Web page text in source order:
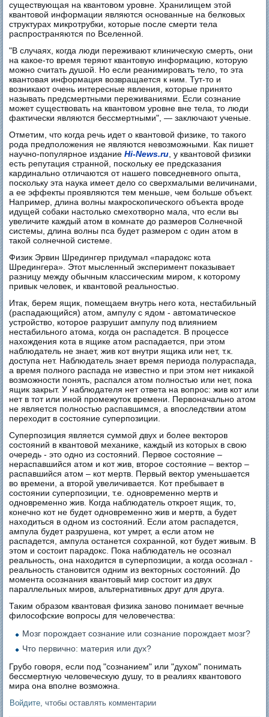
существующая на квантовом уровне. Хранилищем этой
квантовой информации являются основанные на белковых
структурах микротрубки, которые после смерти тела
распространяются по Вселенной.
"В случаях, когда люди переживают клиническую смерть, они
на какое-то время теряют квантовую информацию, которую
можно считать душой. Но если реанимировать тело, то эта
квантовая информация возвращается к ним. Тут-то и
возникают очень интересные явления, которые принято
называть предсмертными переживаниями. Если сознание
может существовать на квантовом уровне вне тела, то люди
фактически являются бессмертными", — заключают ученые.
Отметим, что когда речь идет о квантовой физике, то такого
рода предположения не являются невозможными. Как пишет
научно-популярное изданиеHi-News.ru, у квантовой физики
есть репутация странной, поскольку ее предсказания
кардинально отличаются от нашего повседневного опыта,
поскольку эта наука имеет дело со сверхмалыми величинами,
а ее эффекты проявляются тем меньше, чем больше объект.
Например, длина волны макроскопического объекта вроде
идущей собаки настолько смехотворно мала, что если вы
увеличите каждый атом в комнате до размеров Солнечной
системы, длина волны пса будет размером с один атом в
такой солнечной системе.
Физик Эрвин Шредингер придумал «парадокс кота
Шредингера». Этот мысленный эксперимент показывает
разницу между обычным классическим миром, к которому
привык человек, и квантовой реальностью.
Итак, берем ящик, помещаем внутрь него кота, нестабильный
(распадающийся) атом, ампулу с ядом - автоматическое
устройство, которое разрушит ампулу под влиянием
нестабильного атома, когда он распадется. В процессе
нахождения кота в ящике атом распадается, при этом
наблюдатель не знает, жив кот внутри ящика или нет, т.к.
доступа нет. Наблюдатель знает время периода полураспада,
а время полного распада не известно и при этом нет никакой
возможности понять, распался атом полностью или нет, пока
ящик закрыт. У наблюдателя нет ответа на вопрос: жив кот или
нет в тот или иной промежуток времени. Первоначально атом
не является полностью распавшимся, а впоследствии атом
переходит в состояние суперпозиции.
Суперпозиция является суммой двух и более векторов
состояний в квантовой механике, каждый из которых в свою
очередь - это одно из состояний. Первое состояние –
нераспавшийся атом и кот жив, второе состояние – вектор –
распавшийся атом – кот мертв. Первый вектор уменьшается
во времени, а второй увеличивается. Кот пребывает в
состоянии суперпозиции, т.е. одновременно мертв и
одновременно жив. Когда наблюдатель откроет ящик, то,
конечно кот не будет одновременно жив и мертв, а будет
находиться в одном из состояний. Если атом распадется,
ампула будет разрушена, кот умрет, а если атом не
распадется, ампула останется сохранной, кот будет живым. В
этом и состоит парадокс. Пока наблюдатель не осознал
реальность, она находится в суперпозиции, а когда осознал -
реальность становится одним из векторных состояний. До
момента осознания квантовый мир состоит из двух
параллельных миров, альтернативных друг для друга.
Таким образом квантовая физика заново понимает вечные
философские вопросы для человечества:
Мозг порождает сознание или сознание порождает мозг?
Что первично: материя или дух?
Грубо говоря, если под "сознанием" или "духом" понимать
бессмертную человеческую душу, то в реалиях квантового
мира она вполне возможна.
Войдите, чтобы оставлять комментарии